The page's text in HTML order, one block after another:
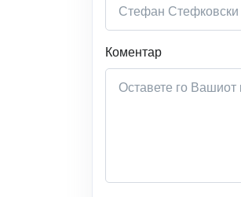
Коментар